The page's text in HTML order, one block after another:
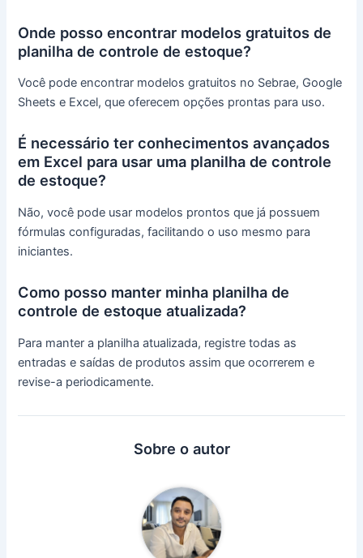
Onde posso encontrar modelos gratuitos de
planilha de controle de estoque?
Você pode encontrar modelos gratuitos no Sebrae, Google
Sheets e Excel, que oferecem opções prontas para uso.
É necessário ter conhecimentos avançados
em Excel para usar uma planilha de controle
de estoque?
Não, você pode usar modelos prontos que já possuem
fórmulas configuradas, facilitando o uso mesmo para
iniciantes.
Como posso manter minha planilha de
controle de estoque atualizada?
Para manter a planilha atualizada, registre todas as
entradas e saídas de produtos assim que ocorrerem e
revise-a periodicamente.
Sobre o autor